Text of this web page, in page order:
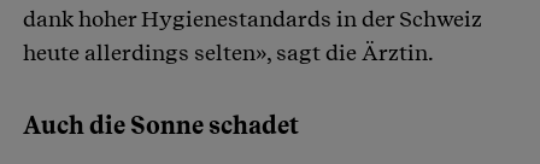
dank hoher Hygienestandards in der Schweiz
heute allerdings selten», sagt die Ärztin.
Auch die Sonne schadet